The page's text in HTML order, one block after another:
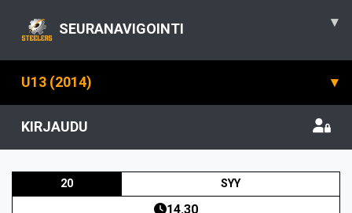
SEURANAVIGOINTI ▾
U13 (2014) ▾
KIRJAUDU
20 SYY
14.30